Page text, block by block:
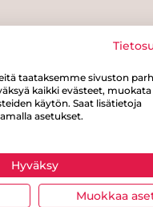
taataksemme sivuston
kaikki evästeet,
käytön. Saat lisätietoja
asetukset.
Hyväksy
Muokkaa